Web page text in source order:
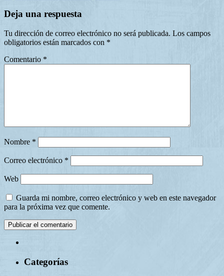
Deja una respuesta
Tu dirección de correo electrónico no será publicada. Los campos
obligatorios están marcados con *
Comentario *
Nombre *
Correo electrónico *
Web
Guarda mi nombre, correo electrónico y web en este navegador
para la próxima vez que comente.
Categorías